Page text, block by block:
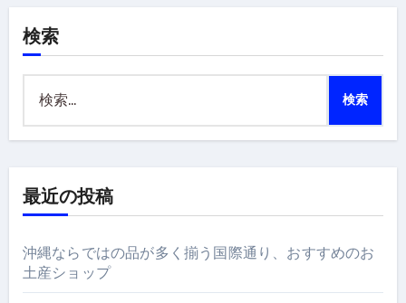
検索
最近の投稿
沖縄ならではの品が多く揃う国際通り、おすすめのお
土産ショップ